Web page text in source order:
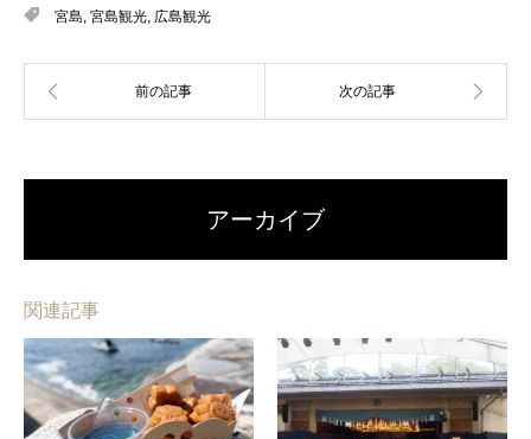
宮島, 宮島観光, 広島観光
アーカイブ
関連記事